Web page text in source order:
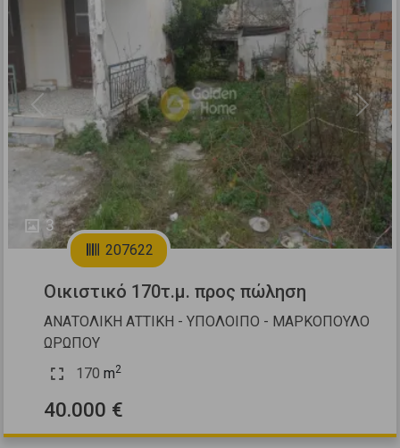
3
Previous Next
207622
Οικιστικό 170τ.μ. προς πώληση
ΑΝΑΤΟΛΙΚΗ ΑΤΤΙΚΗ - ΥΠΟΛΟΙΠΟ - ΜΑΡΚΟΠΟΥΛΟ
ΩΡΩΠΟΥ
170 m2
40.000 €